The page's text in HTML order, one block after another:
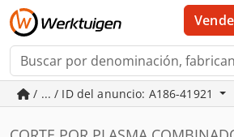
/ ... / ID del anuncio: A186-41921